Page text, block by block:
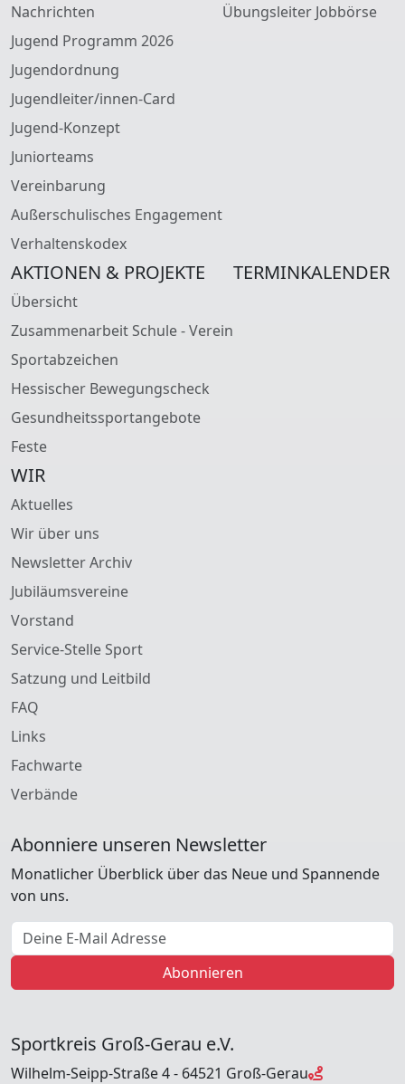
Nachrichten
Jugend Programm 2026
Jugendordnung
Jugendleiter/innen-Card
Jugend-Konzept
Juniorteams
Vereinbarung
Außerschulisches Engagement
Verhaltenskodex
Übungsleiter Jobbörse
AKTIONEN & PROJEKTE
Übersicht
Zusammenarbeit Schule - Verein
Sportabzeichen
Hessischer Bewegungscheck
Gesundheitssportangebote
Feste
TERMINKALENDER
WIR
Aktuelles
Wir über uns
Newsletter Archiv
Jubiläumsvereine
Vorstand
Service-Stelle Sport
Satzung und Leitbild
FAQ
Links
Fachwarte
Verbände
Abonniere unseren Newsletter
Monatlicher Überblick über das Neue und Spannende
von uns.
E-Mail Adresse
Abonnieren
Sportkreis Groß-Gerau e.V.
Wilhelm-Seipp-Straße 4 - 64521 Groß-Gerau